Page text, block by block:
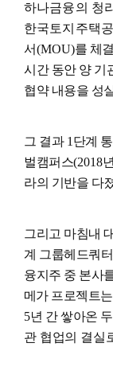
하나금융의 청
한국토지주택공
서(MOU)를 체
시간 동안 양 기
협약 내용을 성
그 결과 1 단계
벌캠퍼스(2018년
라의 기반을 다
그리고 마침내
계 그룹헤드쿼터
융지주 중 본사
메가 프로젝트는
5년 간 쌓아온
관 협업의 결실